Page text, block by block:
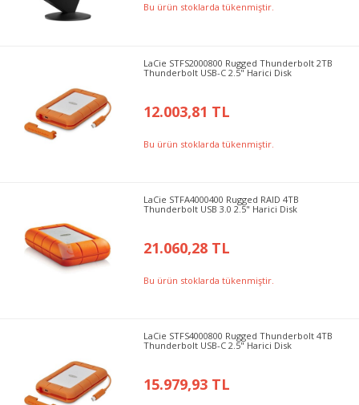
Bu ürün stoklarda tükenmiştir.
LaCie STFS2000800 Rugged Thunderbolt 2TB
Thunderbolt USB-C 2.5" Harici Disk
12.003,81 TL
Bu ürün stoklarda tükenmiştir.
LaCie STFA4000400 Rugged RAID 4TB
Thunderbolt USB 3.0 2.5" Harici Disk
21.060,28 TL
Bu ürün stoklarda tükenmiştir.
LaCie STFS4000800 Rugged Thunderbolt 4TB
Thunderbolt USB-C 2.5" Harici Disk
15.979,93 TL